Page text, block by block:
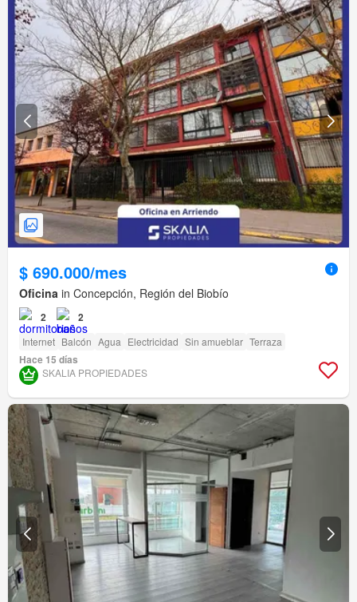
$ 690.000/mes
Oficina in Concepción, Región del Biobío
2 2
Internet Balcón Agua Electricidad Sin amueblar Terraza
Hace 15 días
SKALIA PROPIEDADES